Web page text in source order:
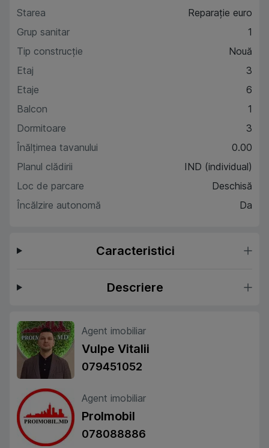
Starea
Reparație euro
Grup sanitar
1
Tip construcție
Nouă
Etaj
3
Etaje
6
Balcon
1
Dormitoare
3
Înălțimea tavanului
0.00
Planul clădirii
IND (individual)
Loc de parcare
Deschisă
Încălzire autonomă
Da
Caracteristici
Descriere
Agent imobiliar
Vulpe Vitalii
079451052
Agent imobiliar
ProImobil
078088886